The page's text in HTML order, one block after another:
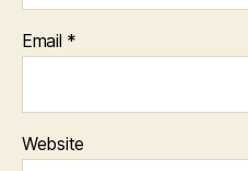
Email *
Website